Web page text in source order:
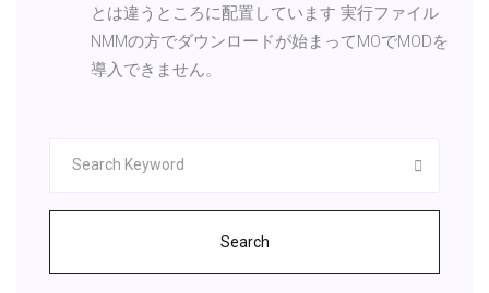
とは違うところに配置しています 実行ファイル
NMMの方でダウンロードが始まってMOでMODを
導入できません。
Search